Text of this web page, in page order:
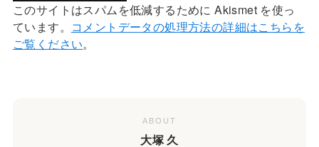
このサイトはスパムを低減するために Akismet を使っ
ています。 コメントデータの処理方法の詳細はこちらを
ご覧ください。
ABOUT
大塚 久